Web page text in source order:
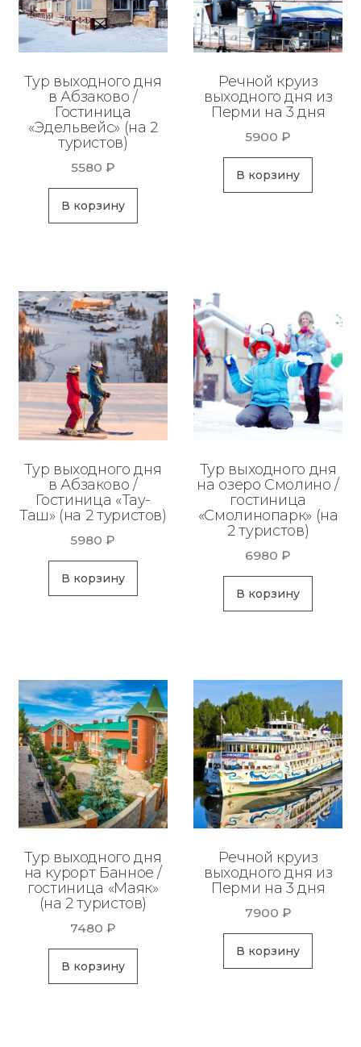
Тур выходного дня
в Абзаково /
Гостиница
«Эдельвейс» (на 2
туристов)
5580 ₽
В корзину
Речной круиз
выходного дня из
Перми на 3 дня
5900₽
В корзину
Тур выходного дня
в Абзаково /
Гостиница «Тау-
Таш» (на 2 туристов)
5980₽
В корзину
Тур выходного дня
на озеро Смолино /
гостиница
«Смолинопарк» (на
2 туристов)
6980₽
В корзину
Тур выходного дня
на курорт Банное /
гостиница «Маяк»
(на 2 туристов)
7480 ₽
В корзину
Речной круиз
выходного дня из
Перми на 3 дня
7900 ₽
В корзину